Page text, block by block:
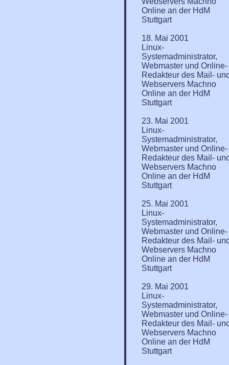
Online an der HdM
Stuttgart
18. Mai 2001
Linux-
Systemadministrator,
Webmaster und Online-
Redakteur des Mail-
Webservers Machno
Online an der HdM
Stuttgart
23. Mai 2001
Linux-
Systemadministrator,
Webmaster und Online-
Redakteur des Mail-
Webservers Machno
Online an der HdM
Stuttgart
25. Mai 2001
Linux-
Systemadministrator,
Webmaster und Online-
Redakteur des Mail-
Webservers Machno
Online an der HdM
Stuttgart
29. Mai 2001
Linux-
Systemadministrator,
Webmaster und Online-
Redakteur des Mail-
Webservers Machno
Online an der HdM
Stuttgart